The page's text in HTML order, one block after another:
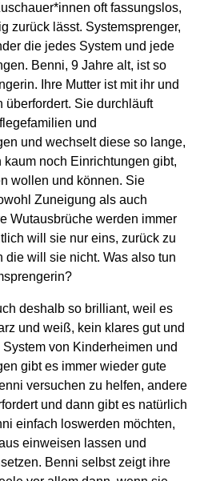
oft fassungslos,
zurück lässt. Systemsprenger,
die jedes System und jede
Benni, 9 Jahre alt, ist so
Ihre Mutter ist mit ihr und
überfordert. Sie durchläuft
und
und wechselt diese so lange,
noch Einrichtungen gibt,
wollen und können. Sie
Zuneigung als auch
Wutausbrüche werden immer
will sie nur eins, zurück zu
die will sie nicht. Was also tun
deshalb so brilliant, weil es
und weiß, kein klares gut und
System von Kinderheimen und
gibt es immer wieder gute
versuchen zu helfen, andere
und dann gibt es natürlich
einfach loswerden möchten,
einweisen lassen und
Benni selbst zeigt ihre